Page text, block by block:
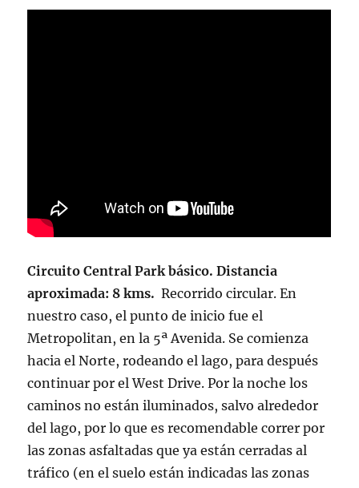
Circuito Central Park básico. Distancia
aproximada: 8 kms. Recorrido circular. En
nuestro caso, el punto de inicio fue el
Metropolitan, en la 5ª Avenida. Se comienza
hacia el Norte, rodeando el lago, para después
continuar por el West Drive. Por la noche los
caminos no están iluminados, salvo alrededor
del lago, por lo que es recomendable correr por
las zonas asfaltadas que ya están cerradas al
tráfico (en el suelo están indicadas las zonas